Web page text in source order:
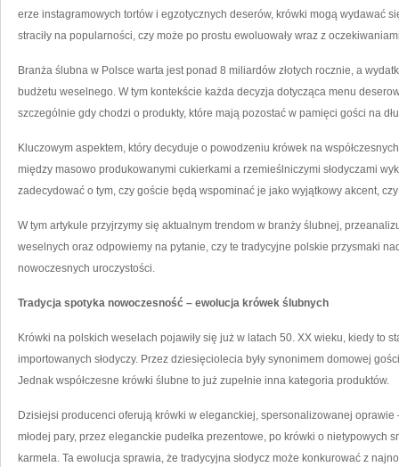
erze instagramowych tortów i egzotycznych deserów, krówki mogą wydawać
straciły na popularności, czy może po prostu ewoluowały wraz z
Branża ślubna w Polsce warta jest ponad 8 miliardów złotych rocznie, a
budżetu weselnego. W tym kontekście każda decyzja dotycząca menu
szczególnie gdy chodzi o produkty, które mają pozostać w pamięci gości na
Kluczowym aspektem, który decyduje o powodzeniu krówek na
między masowo produkowanymi cukierkami a rzemieślniczymi słodyczami
zadecydować o tym, czy goście będą wspominać je jako wyjątkowy akcent,
W tym artykule przyjrzymy się aktualnym trendom w branży ślubnej,
weselnych oraz odpowiemy na pytanie, czy te tradycyjne polskie przysmaki
nowoczesnych uroczystości.
Tradycja spotyka nowoczesność – ewolucja krówek ślubnych
Krówki na polskich weselach pojawiły się już w latach 50. XX wieku, kiedy to
importowanych słodyczy. Przez dziesięciolecia były synonimem domowej
Jednak współczesne krówki ślubne to już zupełnie inna kategoria produktów.
Dzisiejsi producenci oferują krówki w eleganckiej, spersonalizowanej
młodej pary, przez eleganckie pudełka prezentowe, po krówki o nietypowych
karmela. Ta ewolucja sprawia, że tradycyjna słodycz może konkurować z